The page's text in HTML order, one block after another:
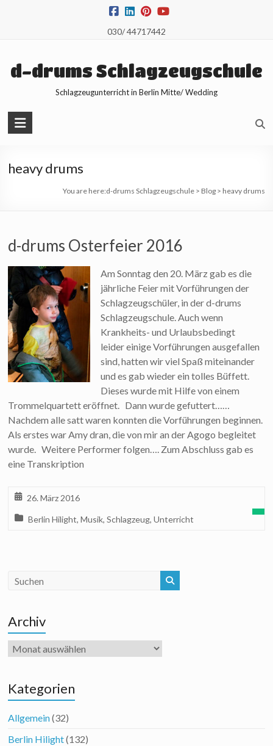
030/ 44717442
d-drums Schlagzeugschule
Schlagzeugunterricht in Berlin Mitte/ Wedding
heavy drums
You are here:d-drums Schlagzeugschule> Blog> heavy drums
d-drums Osterfeier 2016
Am Sonntag den 20. März gab es die
jährliche Feier mit Vorführungen der
Schlagzeugschüler, in der d-drums
Schlagzeugschule. Auch wenn
Krankheits- und Urlaubsbedingt
leider einige Vorführungen ausgefallen
sind, hatten wir viel Spaß miteinander
und es gab wieder ein tolles Büffett.
Dieses wurde mit Hilfe von einem
Trommelquartett eröffnet. Dann wurde gefuttert……
Nachdem alle satt waren konnten die Vorführungen beginnen.
Als erstes war Amy dran, die von mir an der Agogo begleitet
wurde. Weitere Performer folgen…. Zum Abschluss gab es
eine Transkription
26. März 2016
Berlin Hilight,Musik,Schlagzeug,Unterricht
Archiv
Archiv
Kategorien
Allgemein(32)
Berlin Hilight(132)